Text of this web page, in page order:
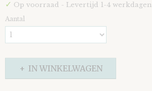
✓ Op voorraad - Levertijd 1-4 werkdagen
Aantal
IN WINKELWAGEN